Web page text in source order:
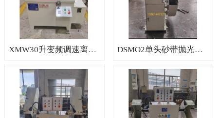
XMW30升变频调速离心研磨机（立式研磨机，卧室离心式研磨机） DSMO2单头砂带抛光机（砂带机打磨机，砂带打磨机，砂带抛光设备）